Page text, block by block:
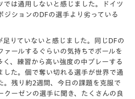
では通用しないと感じました。ドイツ
ジションのDFの選手より劣っている
足りていないと感じました。同じDFの
ァールするぐらいの気持ちでボールを
く、練習から高い強度の中プレーする
した。個で奪い切れる選手が世界で通
。残り約2週間、今日の課題を克服で
クーゼンの選手に聞き、たくさんの良